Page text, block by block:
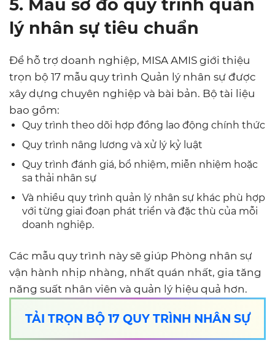
5. Mẫu sơ đồ quy trình quản
lý nhân sự tiêu chuẩn
Để hỗ trợ doanh nghiệp, MISA AMIS giới thiệu
trọn bộ 17 mẫu quy trình Quản lý nhân sự được
xây dựng chuyên nghiệp và bài bản. Bộ tài liệu
bao gồm:
Quy trình theo dõi hợp đồng lao động chính thức
Quy trình nâng lương và xử lý kỷ luật
Quy trình đánh giá, bổ nhiệm, miễn nhiệm hoặc
sa thải nhân sự
Và nhiều quy trình quản lý nhân sự khác phù hợp
với từng giai đoạn phát triển và đặc thù của mỗi
doanh nghiệp.
Các mẫu quy trình này sẽ giúp Phòng nhân sự
vận hành nhịp nhàng, nhất quán nhất, gia tăng
năng suất nhân viên và quản lý hiệu quả hơn.
TẢI TRỌN BỘ 17 QUY TRÌNH NHÂN SỰ